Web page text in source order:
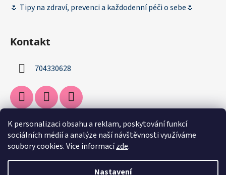
K personalizaci obsahu a reklam, poskytování funkcí
sociálních médií a analýze naší návštěvnosti využíváme
soubory cookies. Více informacízde.
Nastavení
🌷 Tipy na zdraví, prevenci a každodenní péči o sebe🌷
Kontakt
704330628
Facebook